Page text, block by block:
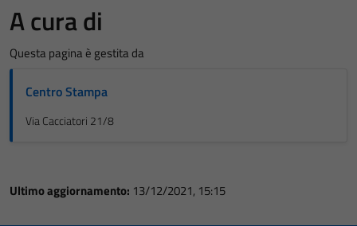
A cura di
Questa pagina è gestita da
Centro Stampa
Via Cacciatori 21/8
Ultimo aggiornamento: 13/12/2021, 15:15